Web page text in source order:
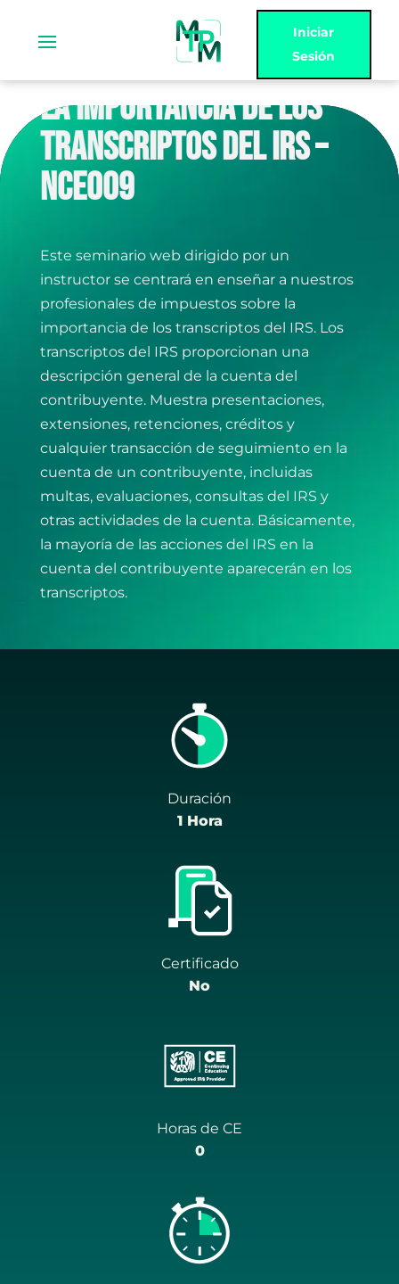
Iniciar
Sesión
LA IMPORTANCIA DE LOS
TRANSCRIPTOS DEL IRS –
NCE009
Este seminario web dirigido por un
instructor se centrará en enseñar a nuestros
profesionales de impuestos sobre la
importancia de los transcriptos del IRS. Los
transcriptos del IRS proporcionan una
descripción general de la cuenta del
contribuyente. Muestra presentaciones,
extensiones, retenciones, créditos y
cualquier transacción de seguimiento en la
cuenta de un contribuyente, incluidas
multas, evaluaciones, consultas del IRS y
otras actividades de la cuenta. Básicamente,
la mayoría de las acciones del IRS en la
cuenta del contribuyente aparecerán en los
transcriptos.
Duración
1 Hora
Certificado
No
Horas de CE
0